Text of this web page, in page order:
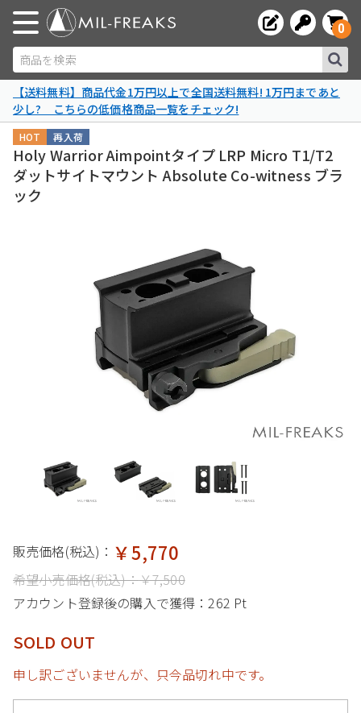
商品を検索
0
【送料無料】商品代金1万円以上で全国送料無料! 1万円まであと
少し? こちらの低価格商品一覧をチェック!
再入荷
HOT
Holy Warrior Aimpointタイプ LRP Micro T1/T2
ダットサイトマウント Absolute Co-witness ブラ
ック
販売価格(税込)： ￥5,770
希望小売価格(税込)：￥7,500
アカウント登録後の購入で獲得：262 Pt
SOLD OUT
申し訳ございませんが、只今品切れ中です。